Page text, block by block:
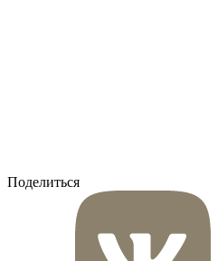
Поделиться